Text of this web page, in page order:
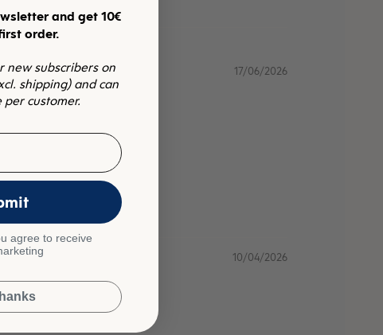
17/06/2026
10/04/2026
and get 10€
order.
new subscribers on
shipping) and can
per customer.
agree to receive